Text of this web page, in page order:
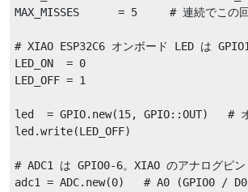
MAX_MISSES      = 5     # 連続でこの回
# XIAO ESP32C6 オンボード LED は
LED_ON  = 0
LED_OFF = 1
led  = GPIO.new(15, GPIO::OUT)   # オ
led.write(LED_OFF)
# ADC1 は GPIO0-6。XIAO のアナログピ
adc1 = ADC.new(0)   # A0 (GPIO0 /